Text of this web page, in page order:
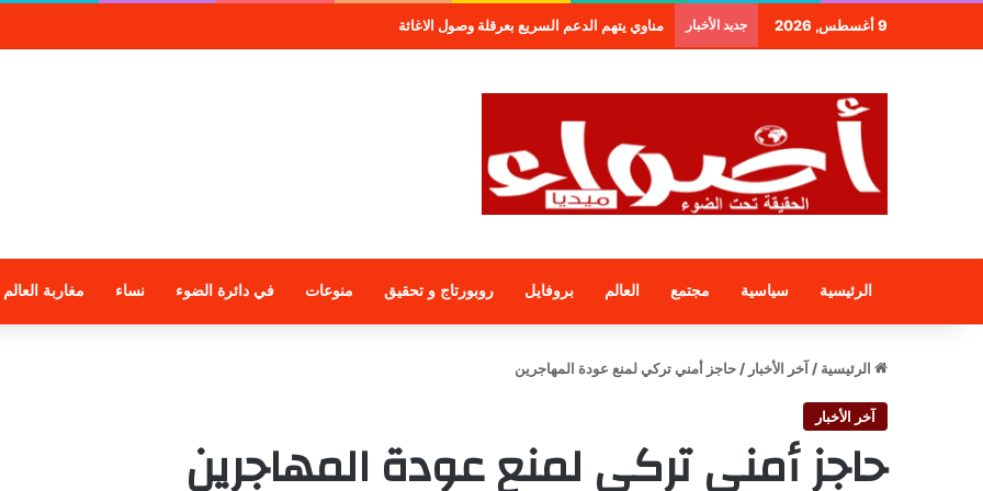
9 أغسطس, 2026 جديد الأخبار مناوي يتهم الدعم السريع بعرقلة وصول الاغاثة
الرئيسية سياسية مجتمع العالم بروفايل روبورتاج و تحقيق منوعات في دائرة الضوء نساء مغاربة العالم
الرئيسية / آخر الأخبار / حاجز أمني تركي لمنع عودة المهاجرين
آخر الأخبار
حاجز أمني تركي لمنع عودة المهاجرين